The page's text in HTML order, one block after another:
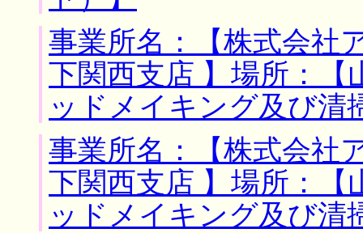
事業所名：【株式会
下関西支店 】場所：【
ッドメイキング及び清
事業所名：【株式会
下関西支店 】場所：【
ッドメイキング及び清